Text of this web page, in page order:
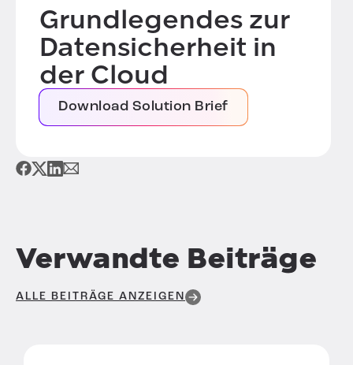
Grundlegendes zur
Datensicherheit in
der Cloud
Download Solution Brief
Verwandte Beiträge
ALLE BEITRÄGE ANZEIGEN